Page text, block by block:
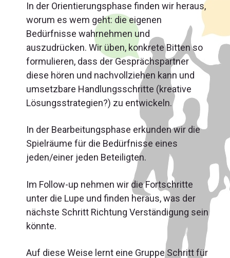
In der Orientierungsphase finden wir heraus,
worum es wem geht: die eigenen
Bedürfnisse wahrnehmen und
auszudrücken. Wir üben, konkrete Bitten so
formulieren, dass der Gesprächspartner
diese hören und nachvollziehen kann und
umsetzbare Handlungsschritte (kreative
Lösungsstrategien?) zu entwickeln.
In der Bearbeitungsphase erkunden wir die
Spielräume für die Bedürfnisse eines
jeden/einer jeden Beteiligten.
Im Follow-up nehmen wir die Fortschritte
unter die Lupe und finden heraus, was der
nächste Schritt Richtung Verständigung sein
könnte.
Auf diese Weise lernt eine Gruppe Schritt für